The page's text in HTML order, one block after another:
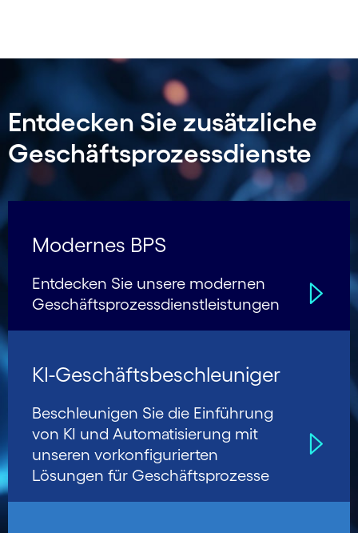
Entdecken Sie zusätzliche
Geschäftsprozessdienste
Modernes BPS
Entdecken Sie unsere modernen
Geschäfts­prozess­dienstleistungen
KI-Geschäfts­beschleu­niger
Beschleunigen Sie die Einführung
von KI und Auto­mati­sierung mit
unseren vorkon­figurierten
Lösungen für Geschäfts­prozesse